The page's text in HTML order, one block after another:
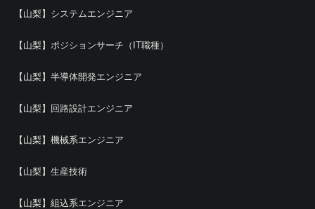
【山梨】システムエンジニア
【山梨】ポジションサーチ（IT職種）
【山梨】半導体開発エンジニア
【山梨】回路設計エンジニア
【山梨】機械系エンジニア
【山梨】生産技術
【山梨】組込系エンジニア